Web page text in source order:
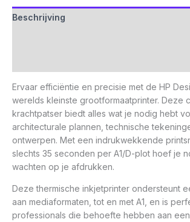
Beschrijving
Ervaar efficiëntie en precisie met de HP
werelds kleinste grootformaatprinter. Deze
krachtpatser biedt alles wat je nodig hebt
architecturale plannen, technische
ontwerpen. Met een indrukwekkende
slechts 35 seconden per A1/D-plot hoef je
wachten op je afdrukken.
Deze thermische inkjetprinter ondersteunt
aan mediaformaten, tot en met A1, en is
professionals die behoefte hebben aan